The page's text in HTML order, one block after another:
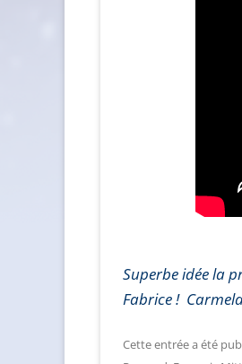
Superbe idée la
Fabrice !
Cette entrée a été